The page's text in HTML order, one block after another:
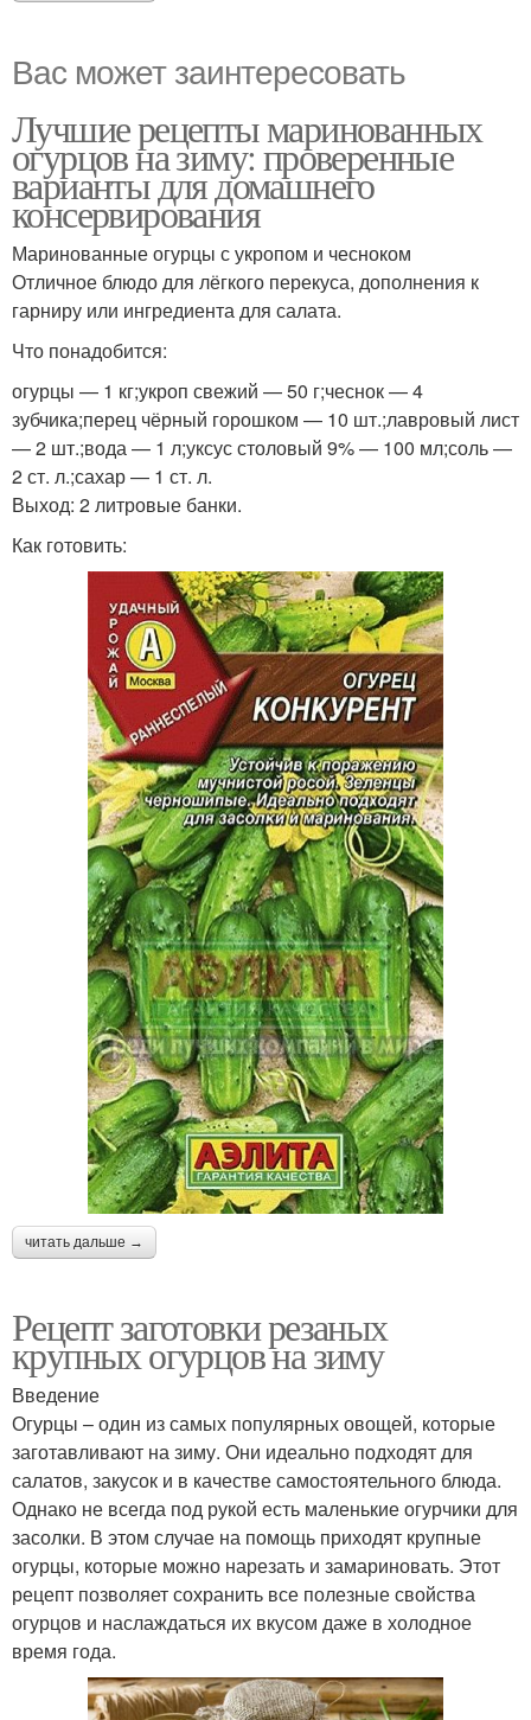
Вас может заинтересовать
Лучшие рецепты маринованных
огурцов на зиму: проверенные
варианты для домашнего
консервирования
Маринованные огурцы с укропом и чесноком
Отличное блюдо для лёгкого перекуса, дополнения к
гарниру или ингредиента для салата.
Что понадобится:
огурцы — 1 кг;укроп свежий — 50 г;чеснок — 4
зубчика;перец чёрный горошком — 10 шт.;лавровый лист
— 2 шт.;вода — 1 л;уксус столовый 9% — 100 мл;соль —
2 ст. л.;сахар — 1 ст. л.
Выход: 2 литровые банки.
Как готовить:
читать дальше →
Рецепт заготовки резаных
крупных огурцов на зиму
Введение
Огурцы – один из самых популярных овощей, которые
заготавливают на зиму. Они идеально подходят для
салатов, закусок и в качестве самостоятельного блюда.
Однако не всегда под рукой есть маленькие огурчики для
засолки. В этом случае на помощь приходят крупные
огурцы, которые можно нарезать и замариновать. Этот
рецепт позволяет сохранить все полезные свойства
огурцов и наслаждаться их вкусом даже в холодное
время года.